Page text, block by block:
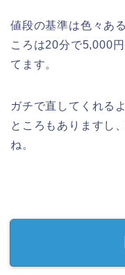
値段の基準は色々あ
ころは20分で5,000
てます。
ガチで直してくれる
ところもありますし
ね。